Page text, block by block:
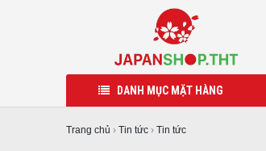
DANH MỤC MẶT HÀNG
Trang chủ › Tin tức › Tin tức